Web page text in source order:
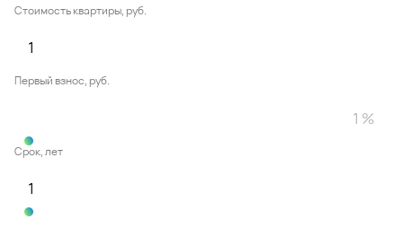
Стоимость квартиры, руб.
Первый взнос, руб.
Срок, лет